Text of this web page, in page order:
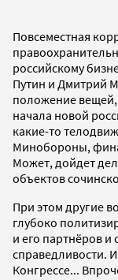
Повсеместная
российскому
Путин и Дмитрий
положение вещей,
начала новой
какие-то
Минобороны,
Может, дойдет
объектов
При этом другие
глубоко
и его партнёров и
справедливости.
Конгрессе...